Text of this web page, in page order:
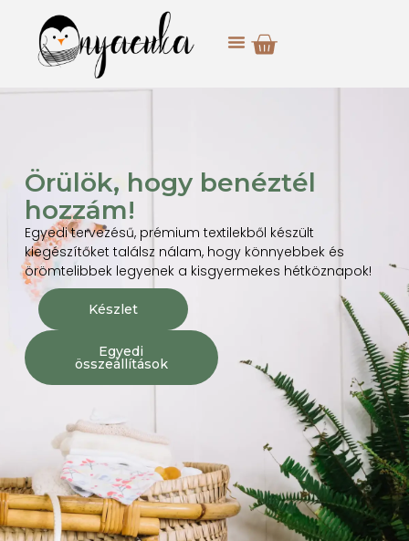
Örülök, hogy benéztél
hozzám!
Egyedi tervezésű, prémium textilekből készült
kiegészítőket találsz nálam, hogy könnyebbek és
örömtelibbek legyenek a kisgyermekes hétköznapok!
Készlet
Egyedi
összeállítások